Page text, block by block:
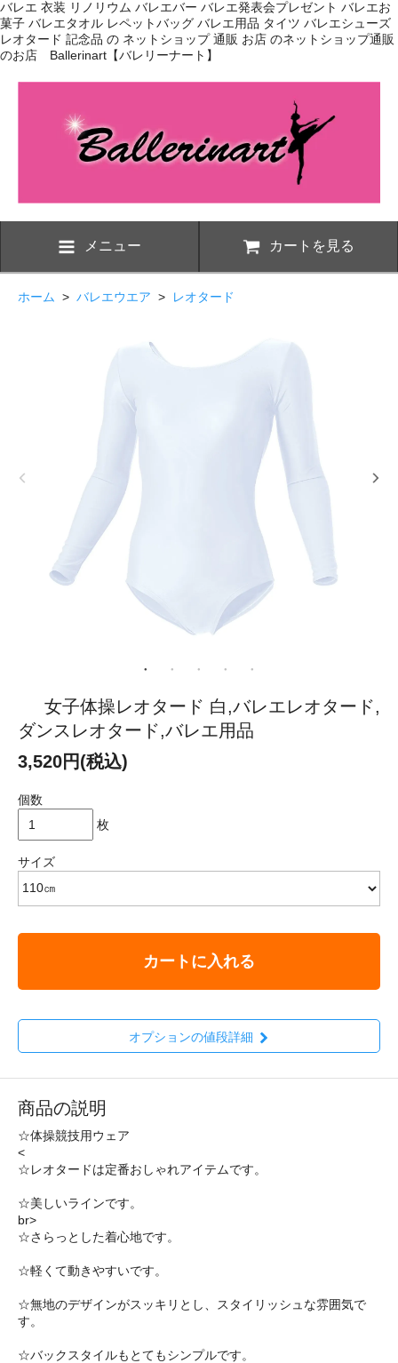
バレエ 衣装 リノリウム バレエバー バレエ発表会プレゼント バレエお
菓子 バレエタオル レペットバッグ バレエ用品 タイツ バレエシューズ
レオタード 記念品 の ネットショップ 通販 お店 のネットショップ通販
のお店 Ballerinart【バレリーナート】
メニュー カートを見る
ホーム > バレエウエア > レオタード
女子体操レオタード 白,バレエレオタード,
ダンスレオタード,バレエ用品
3,520円(税込)
個数
枚
サイズ
カートに入れる
オプションの値段詳細
商品の説明
☆体操競技用ウェア
<
☆レオタードは定番おしゃれアイテムです。
☆美しいラインです。
br>
☆さらっとした着心地です。
☆軽くて動きやすいです。
☆無地のデザインがスッキリとし、スタイリッシュな雰囲気で
す。
☆バックスタイルもとてもシンプルです。